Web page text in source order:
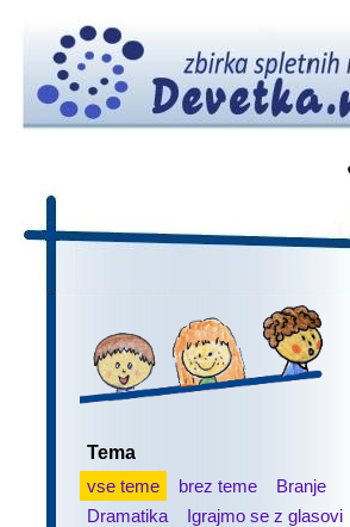
Tema
vse teme
brez teme
Branje
Dramatika
Igrajmo se z glasovi